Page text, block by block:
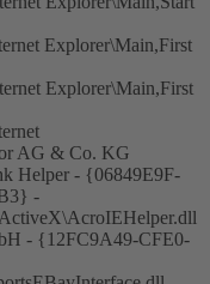
Explorer\Main,First
Explorer\Main,First
AG & Co. KG
Helper - {06849E9F-
-
- {12FC9A49-CFE0-